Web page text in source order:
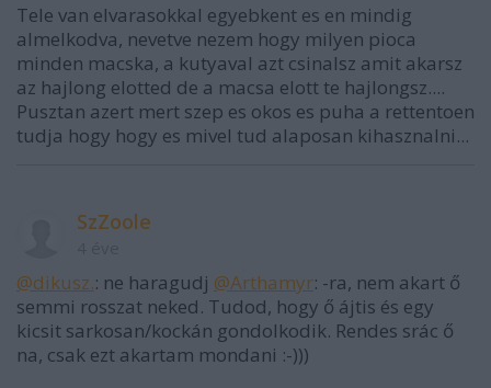
Tele van elvarasokkal egyebkent es en mindig
almelkodva, nevetve nezem hogy milyen pioca
minden macska, a kutyaval azt csinalsz amit akarsz
az hajlong elotted de a macsa elott te hajlongsz....
Pusztan azert mert szep es okos es puha a rettentoen
tudja hogy hogy es mivel tud alaposan kihasznalni...
SzZoole
@dikusz.: ne haragudj @Arthamyr: -ra, nem akart ő
semmi rosszat neked. Tudod, hogy ő ájtis és egy
kicsit sarkosan/kockán gondolkodik. Rendes srác ő
na, csak ezt akartam mondani :-)))